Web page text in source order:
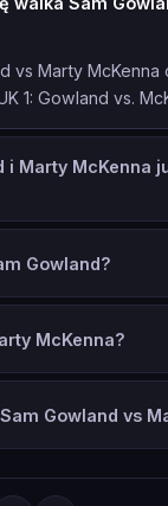
vs Marty McKenna
1: Gowland vs.
i Marty McKenna
Gowland?
McKenna?
Gowland vs